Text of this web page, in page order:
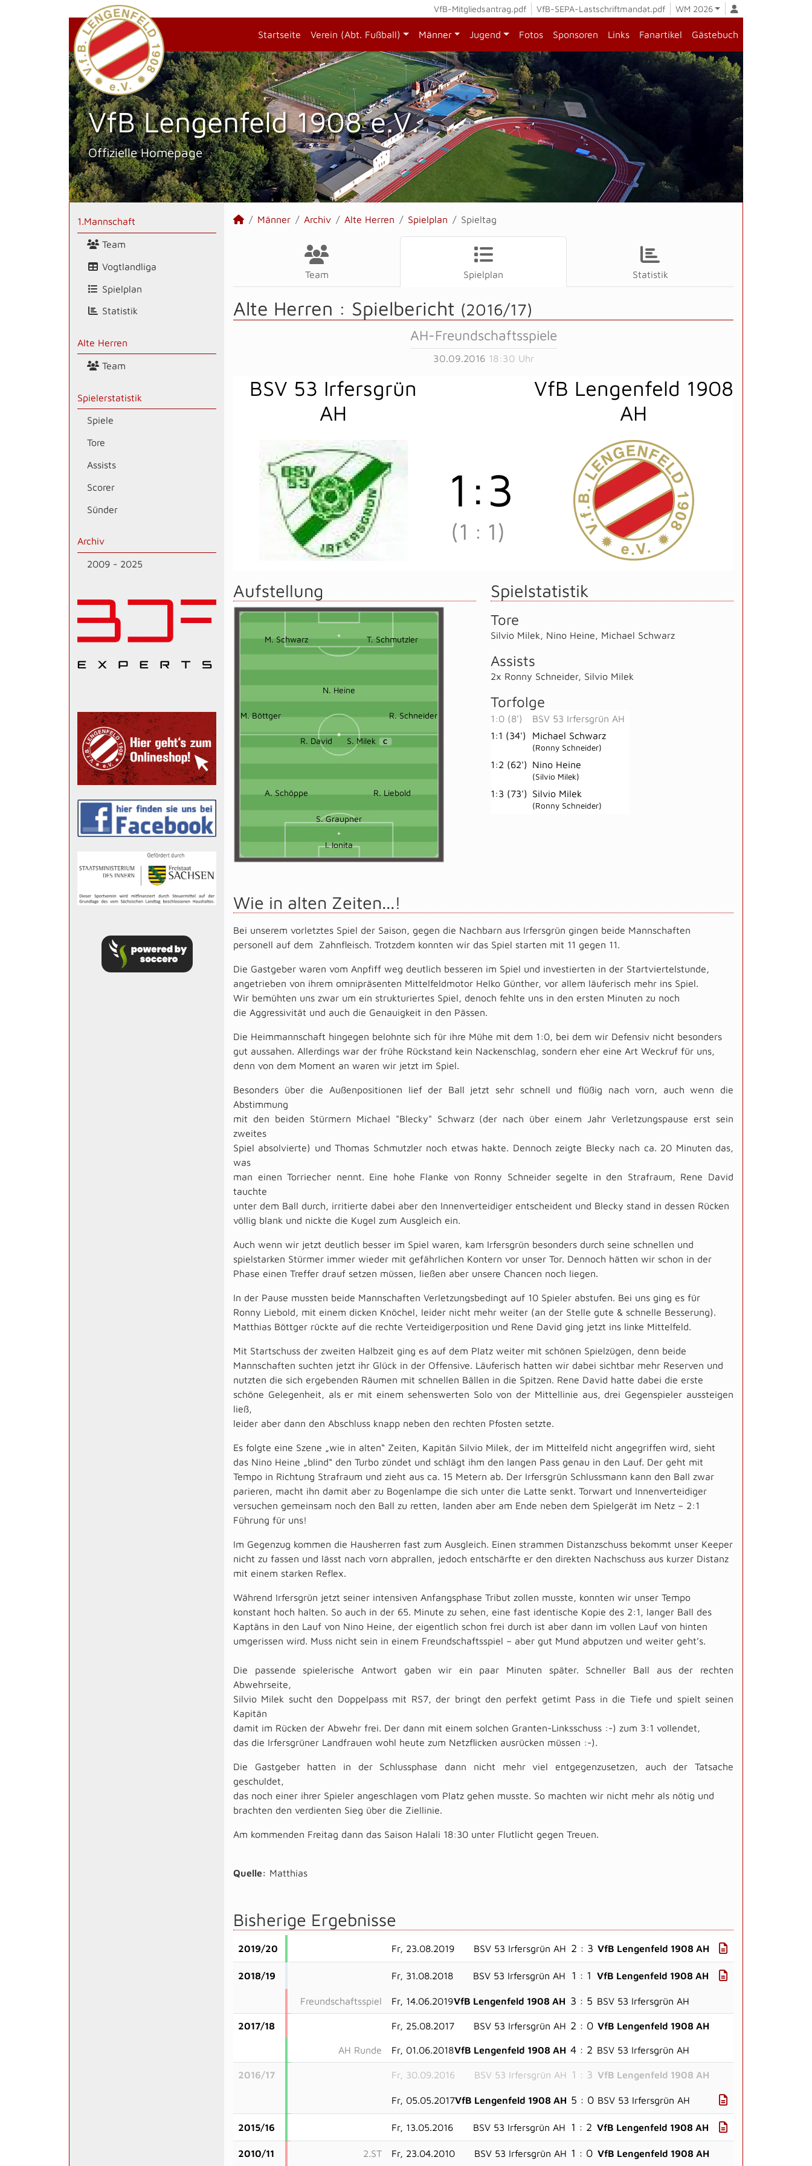
VfB-Mitgliedsantrag.pdf VfB-SEPA-Lastschriftmandat.pdf WM 2026
Startseite Verein (Abt. Fußball) Männer Jugend Fotos Sponsoren Links Fanartikel Gästebuch
VfB Lengenfeld 1908 e.V.
Offizielle Homepage
1.Mannschaft
Team
Vogtlandliga
Spielplan
Statistik
Alte Herren
Team
Spielerstatistik
Spiele
Tore
Assists
Scorer
Sünder
Archiv
2009 - 2025
Männer Archiv Alte Herren Spielplan Spieltag
Team Spielplan Statistik
Alte Herren : Spielbericht (2016/17)
AH-Freundschaftsspiele
30.09.2016 18:30 Uhr
BSV 53 Irfersgrün
AH
VfB Lengenfeld 1908
AH
1 :3
(1 : 1)
Aufstellung
M. Schwarz T. Schmutzler
N. Heine
M. Böttger R. Schneider
R. David S. Milek C
A. Schöppe R. Liebold
S. Graupner
I. Ionita
Spielstatistik
Tore
Silvio Milek Nino Heine Michael Schwarz
Assists
2x Ronny Schneider, Silvio Milek
Torfolge
1:0 (8')
BSV 53 Irfersgrün AH
1:1 (34')
Michael Schwarz
(Ronny Schneider)
1:2 (62') Nino Heine
(Silvio Milek)
1:3 (73') Silvio Milek
(Ronny Schneider)
Wie in alten Zeiten...!
Bei unserem vorletztes Spiel der Saison, gegen die Nachbarn aus Irfersgrün gingen beide Mannschaften
personell auf dem Zahnfleisch. Trotzdem konnten wir das Spiel starten mit 11 gegen 11.
Die Gastgeber waren vom Anpfiff weg deutlich besseren im Spiel und investierten in der Startviertelstunde,
angetrieben von ihrem omnipräsenten Mittelfeldmotor Helko Günther, vor allem läuferisch mehr ins Spiel.
Wir bemühten uns zwar um ein strukturiertes Spiel, denoch fehlte uns in den ersten Minuten zu noch
die Aggressivität und auch die Genauigkeit in den Pässen.
Die Heimmannschaft hingegen belohnte sich für ihre Mühe mit dem 1:0, bei dem wir Defensiv nicht besonders
gut aussahen. Allerdings war der frühe Rückstand kein Nackenschlag, sondern eher eine Art Weckruf für uns,
denn von dem Moment an waren wir jetzt im Spiel.
Besonders über die Außenpositionen lief der Ball jetzt sehr schnell und flüßig nach vorn, auch wenn die
Abstimmung
mit den beiden Stürmern Michael "Blecky" Schwarz (der nach über einem Jahr Verletzungspause erst sein
zweites
Spiel absolvierte) und Thomas Schmutzler noch etwas hakte. Dennoch zeigte Blecky nach ca. 20 Minuten das,
was
man einen Torriecher nennt. Eine hohe Flanke von Ronny Schneider segelte in den Strafraum, Rene David
tauchte
unter dem Ball durch, irritierte dabei aber den Innenverteidiger entscheident und Blecky stand in dessen Rücken
völlig blank und nickte die Kugel zum Ausgleich ein.
Auch wenn wir jetzt deutlich besser im Spiel waren, kam Irfersgrün besonders durch seine schnellen und
spielstarken Stürmer immer wieder mit gefährlichen Kontern vor unser Tor. Dennoch hätten wir schon in der
Phase einen Treffer drauf setzen müssen, ließen aber unsere Chancen noch liegen.
In der Pause mussten beide Mannschaften Verletzungsbedingt auf 10 Spieler abstufen. Bei uns ging es für
Ronny Liebold, mit einem dicken Knöchel, leider nicht mehr weiter (an der Stelle gute & schnelle Besserung).
Matthias Böttger rückte auf die rechte Verteidigerposition und Rene David ging jetzt ins linke Mittelfeld.
Mit Startschuss der zweiten Halbzeit ging es auf dem Platz weiter mit schönen Spielzügen, denn beide
Mannschaften suchten jetzt ihr Glück in der Offensive. Läuferisch hatten wir dabei sichtbar mehr Reserven und
nutzten die sich ergebenden Räumen mit schnellen Bällen in die Spitzen. Rene David hatte dabei die erste
schöne Gelegenheit, als er mit einem sehenswerten Solo von der Mittellinie aus, drei Gegenspieler aussteigen
ließ,
leider aber dann den Abschluss knapp neben den rechten Pfosten setzte.
Es folgte eine Szene „wie in alten“ Zeiten, Kapitän Silvio Milek, der im Mittelfeld nicht angegriffen wird, sieht
das Nino Heine „blind“ den Turbo zündet und schlägt ihm den langen Pass genau in den Lauf. Der geht mit
Tempo in Richtung Strafraum und zieht aus ca. 15 Metern ab. Der Irfersgrün Schlussmann kann den Ball zwar
parieren, macht ihn damit aber zu Bogenlampe die sich unter die Latte senkt. Torwart und Innenverteidiger
versuchen gemeinsam noch den Ball zu retten, landen aber am Ende neben dem Spielgerät im Netz – 2:1
Führung für uns!
Im Gegenzug kommen die Hausherren fast zum Ausgleich. Einen strammen Distanzschuss bekommt unser Keeper
nicht zu fassen und lässt nach vorn abprallen, jedoch entschärfte er den direkten Nachschuss aus kurzer Distanz
mit einem starken Reflex.
Während Irfersgrün jetzt seiner intensiven Anfangsphase Tribut zollen musste, konnten wir unser Tempo
konstant hoch halten. So auch in der 65. Minute zu sehen, eine fast identische Kopie des 2:1, langer Ball des
Kaptäns in den Lauf von Nino Heine, der eigentlich schon frei durch ist aber dann im vollen Lauf von hinten
umgerissen wird. Muss nicht sein in einem Freundschaftsspiel – aber gut Mund abputzen und weiter geht’s.
Die passende spielerische Antwort gaben wir ein paar Minuten später. Schneller Ball aus der rechten
Abwehrseite,
Silvio Milek sucht den Doppelpass mit RS7, der bringt den perfekt getimt Pass in die Tiefe und spielt seinen
Kapitän
damit im Rücken der Abwehr frei. Der dann mit einem solchen Granten-Linksschuss :-) zum 3:1 vollendet,
das die Irfersgrüner Landfrauen wohl heute zum Netzflicken ausrücken müssen :-).
Die Gastgeber hatten in der Schlussphase dann nicht mehr viel entgegenzusetzen, auch der Tatsache
geschuldet,
das noch einer ihrer Spieler angeschlagen vom Platz gehen musste. So machten wir nicht mehr als nötig und
brachten den verdienten Sieg über die Ziellinie.
Am kommenden Freitag dann das Saison Halali 18:30 unter Flutlicht gegen Treuen.
Quelle: Matthias
Bisherige Ergebnisse
2019/20 Fr, 23.08.2019 BSV 53 Irfersgrün AH 2 : 3 VfB Lengenfeld 1908 AH
2018/19 Fr, 31.08.2018 BSV 53 Irfersgrün AH 1 : 1 VfB Lengenfeld 1908 AH
Freundschaftsspiel Fr, 14.06.2019VfB Lengenfeld 1908 AH 3 : 5 BSV 53 Irfersgrün AH
2017/18 Fr, 25.08.2017 BSV 53 Irfersgrün AH 2 : 0 VfB Lengenfeld 1908 AH
AH Runde Fr, 01.06.2018VfB Lengenfeld 1908 AH 4 : 2 BSV 53 Irfersgrün AH
2016/17 Fr, 30.09.2016 BSV 53 Irfersgrün AH 1 : 3 VfB Lengenfeld 1908 AH
Fr, 05.05.2017VfB Lengenfeld 1908 AH 5 : 0 BSV 53 Irfersgrün AH
2015/16 Fr, 13.05.2016 BSV 53 Irfersgrün AH 1 : 2 VfB Lengenfeld 1908 AH
2010/11 2.ST Fr, 23.04.2010 BSV 53 Irfersgrün AH 1 : 0 VfB Lengenfeld 1908 AH